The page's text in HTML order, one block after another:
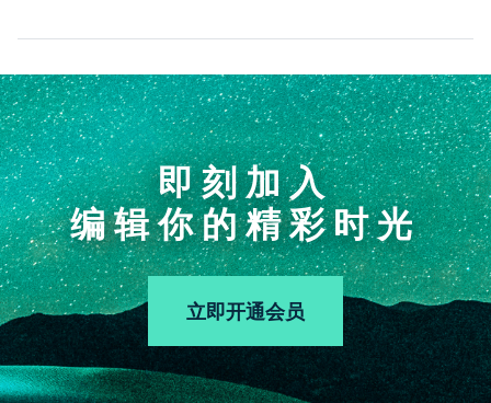
即刻加入
编辑你的精彩时光
立即开通会员